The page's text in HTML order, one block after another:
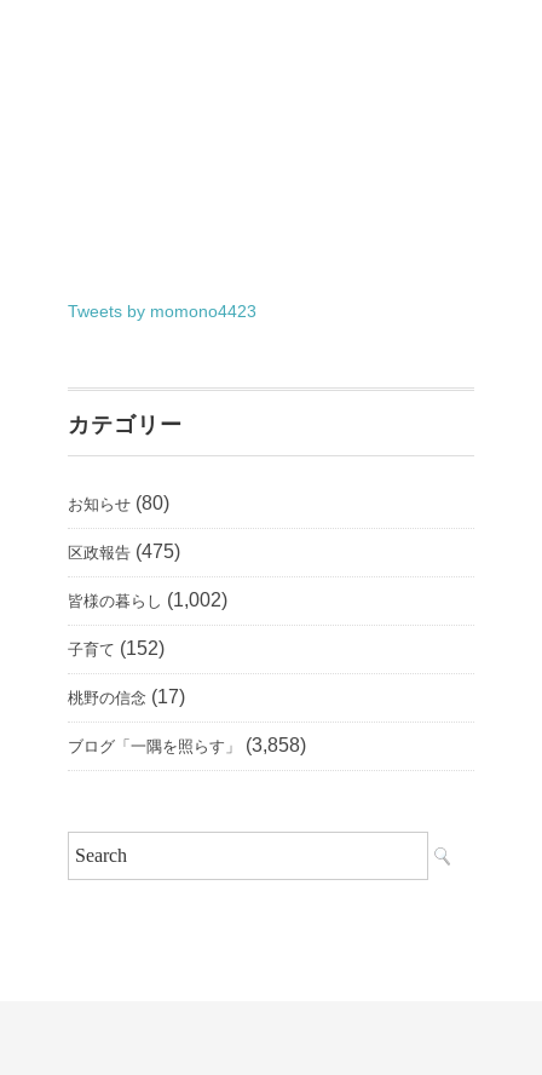
Tweets by momono4423
カテゴリー
お知らせ (80)
区政報告 (475)
皆様の暮らし (1,002)
子育て (152)
桃野の信念 (17)
ブログ「一隅を照らす」 (3,858)